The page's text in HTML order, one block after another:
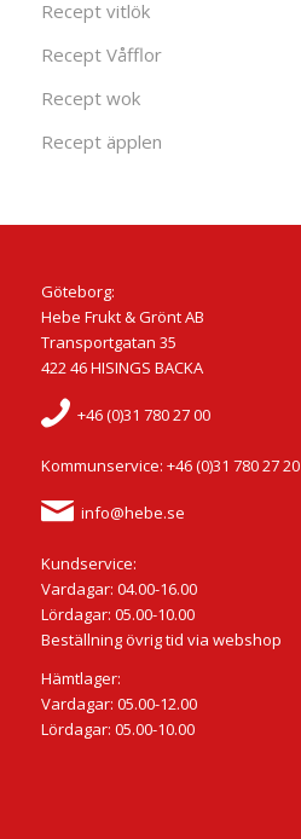
Recept vitlök
Recept Våfflor
Recept wok
Recept äpplen
Göteborg:
Hebe Frukt & Grönt AB
Transportgatan 35
422 46 HISINGS BACKA
+46 (0)31 780 27 00
Kommunservice: +46 (0)31 780 27 20
info@hebe.se
Kundservice:
Vardagar: 04.00-16.00
Lördagar: 05.00-10.00
Beställning övrig tid via webshop
Hämtlager:
Vardagar: 05.00-12.00
Lördagar: 05.00-10.00